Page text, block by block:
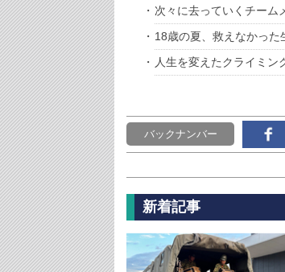
次々に去っていくチーム
18歳の夏、救えなかった
人生を変えたクライミン
バックナンバー
新着記事